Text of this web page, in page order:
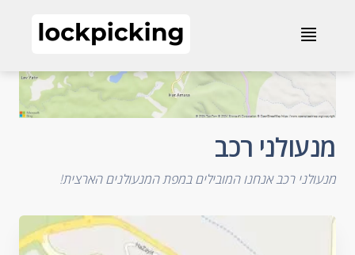
מנעולני רכב
≣
מנעולני רכב
מנעולני רכב אנחנו המובילים במפת המנעולנים הארצית!